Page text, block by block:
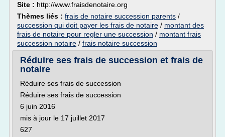
Site : http://www.fraisdenotaire.org
Thèmes liés : frais de notaire succession parents /
succession qui doit payer les frais de notaire / montant des
frais de notaire pour regler une succession / montant frais
succession notaire / frais notaire succession
Réduire ses frais de succession et frais de
notaire
Réduire ses frais de succession
Réduire ses frais de succession
6 juin 2016
mis à jour le 17 juillet 2017
627